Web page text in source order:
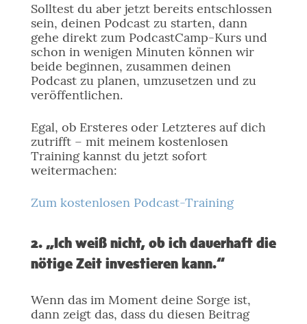
Solltest du aber jetzt bereits entschlossen
sein, deinen Podcast zu starten, dann
gehe direkt zum PodcastCamp-Kurs und
schon in wenigen Minuten können wir
beide beginnen, zusammen deinen
Podcast zu planen, umzusetzen und zu
veröffentlichen.
Egal, ob Ersteres oder Letzteres auf dich
zutrifft – mit meinem kostenlosen
Training kannst du jetzt sofort
weitermachen:
Zum kostenlosen Podcast-Training
2. „Ich weiß nicht, ob ich dauerhaft die
nötige Zeit investieren kann.“
Wenn das im Moment deine Sorge ist,
dann zeigt das, dass du diesen Beitrag